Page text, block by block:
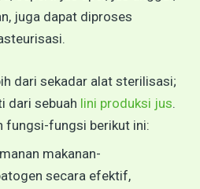
juga dapat diproses
dari sekadar alat sterilisasi;
dari sebuah lini produksi jus.
fungsi-fungsi berikut ini:
makanan-
secara efektif,